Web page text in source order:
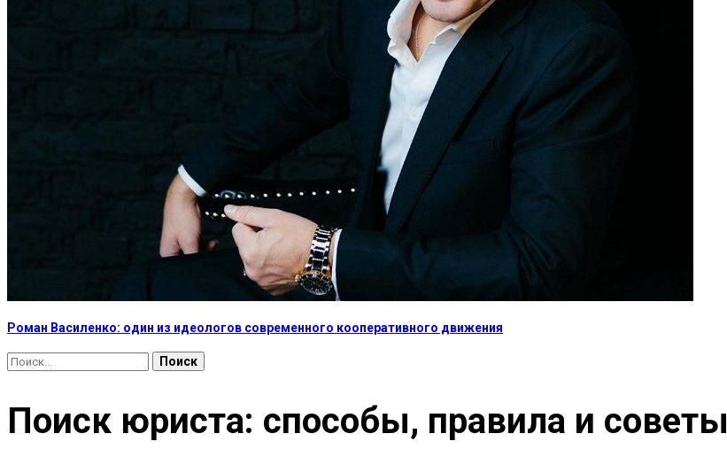
Роман Василенко: один из идеологов современного кооперативного движения
Найти:
Поиск юриста: способы, правила и советы